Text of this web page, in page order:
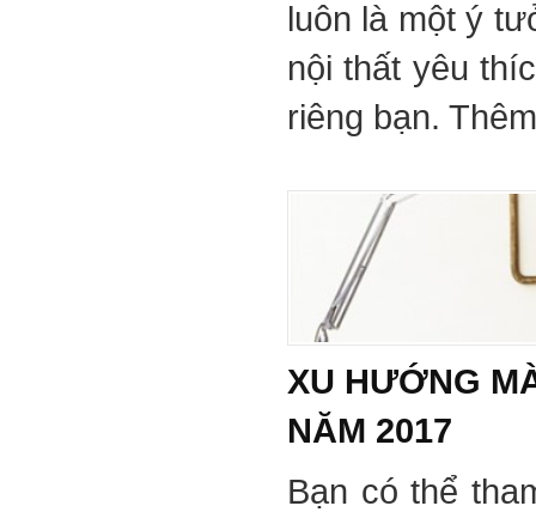
luôn là một ý
nội thất yêu
riêng bạn.
XU HƯỚNG
NĂM 2017
Bạn có thể